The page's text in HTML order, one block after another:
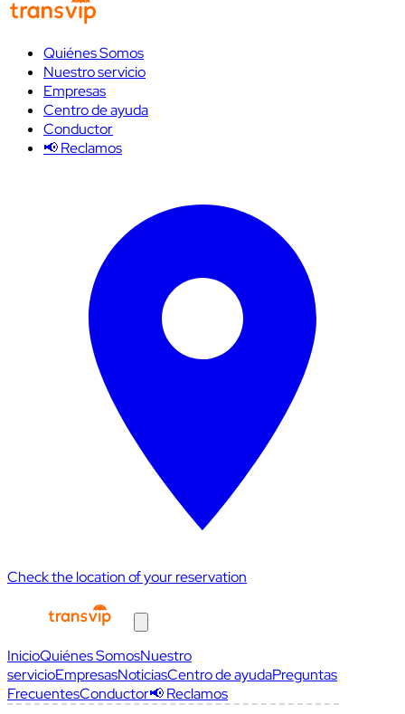
Quiénes Somos
Nuestro servicio
Empresas
Centro de ayuda
Conductor
📢 Reclamos
Check the location of your reservation
InicioQuiénes SomosNuestro
servicioEmpresasNoticiasCentro de ayudaPreguntas
FrecuentesConductor📢 Reclamos